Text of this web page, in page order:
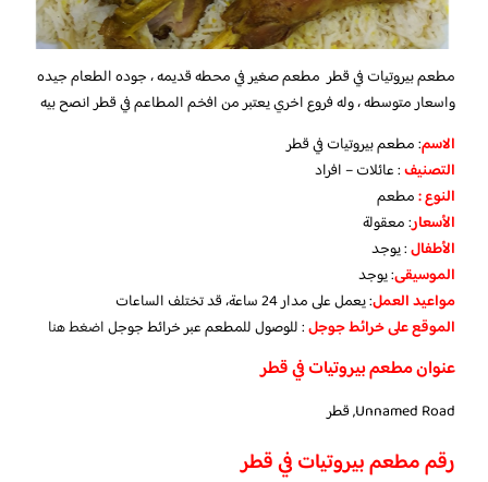
مطعم بيروتيات في قطر مطعم صغير في محطه قديمه ، جوده الطعام جيده
واسعار متوسطه ، وله فروع اخري يعتبر من افخم المطاعم في قطر انصح بيه
الاسم: مطعم بيروتيات في قطر
التصنيف: عائلات – افراد
النوع :مطعم
الأسعار:معقولة
الأطفال:يوجد
الموسيقى:يوجد
مواعيد العمل: يعمل على مدار 24 ساعة، قد تختلف الساعات
الموقع على خرائط جوجل: للوصول للمطعم عبر خرائط جوجلاضغط هنا
عنوان مطعم بيروتيات في قطر
Unnamed Road, قطر
رقم مطعم بيروتيات في قطر